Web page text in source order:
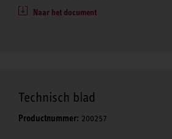
Naar het document
Technisch blad
Productnummer: 200257